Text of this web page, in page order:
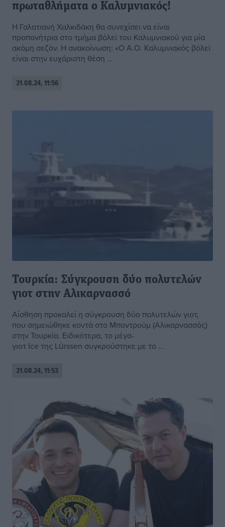
πρωταθλήματα ο Καλυμνιακός!
Η Γαλατιανή Χαλκιδάκη θα συνεχίσει να είναι
προπονήτρια στο τμήμα βόλεϊ του Καλυμνιακού για μία
ακόμη σεζόν. Η ανακοίνωση: «Ο Α.Ο. Καλυμνιακός βόλεϊ
είναι στην ευχάριστη θέση ...
31.08.24, 11:56
Τουρκία: Σύγκρουση δύο πολυτελών
γιοτ στην Αλικαρνασσό
Αίσθηση προκαλεί η σύγκρουση δύο πολυτελών γιοτ,
που σημειώθηκε κοντά στο Μποντρούμ (Αλικαρνασσός)
στην Τουρκία. Ειδικότερα, το μέγα-
γιοτ Ice της Lürssen συγκρούστηκε με το ...
31.08.24, 11:53